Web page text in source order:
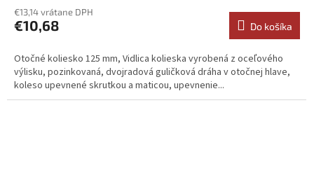
€13,14 vrátane DPH
€10,68 Do košíka
Otočné koliesko 125 mm, Vidlica kolieska vyrobená z oceľového
výlisku, pozinkovaná, dvojradová guličková dráha v otočnej hlave,
koleso upevnené skrutkou a maticou, upevnenie...